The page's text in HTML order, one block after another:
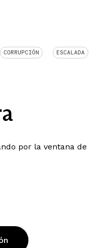
CORRUPCIÓN ESCALADA
por la ventana de